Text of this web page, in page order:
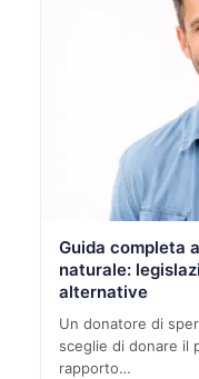
Guida completa
naturale:
alternative
Un donatore di
sceglie di donare il
rapporto…